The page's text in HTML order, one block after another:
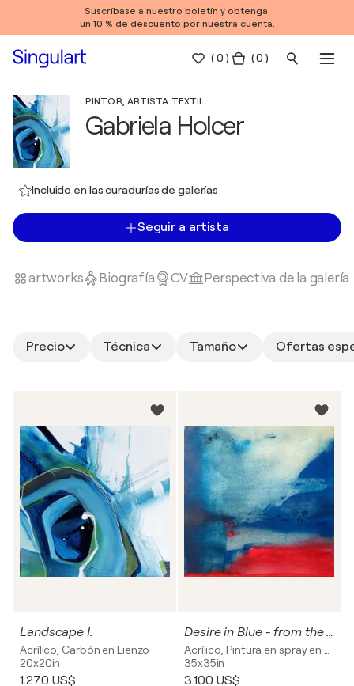
Suscríbase a nuestro boletín y obtenga
un 10 % de descuento por nuestra cuenta.
(0 ) ( 0 )
PINTOR, ARTISTA TEXTIL
Gabriela Holcer
Incluido en las curadurías de galerías
Seguir a artista
artworks Biografía CV Perspectiva de la galería
Precio Técnica Tamaño Ofertas
Landscape I.
Acrílico, Carbón en Lienzo
20x20in
1.270 US$
Desire in Blue - from the • BLUE & RED• series
35x35in
3.100 US$